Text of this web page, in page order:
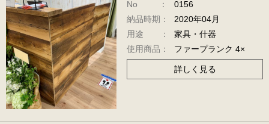
No ：
0156
納品時期：
2020年04月
用途 ：
家具・什器
使用商品：
ファープランク 4×
詳しく見る